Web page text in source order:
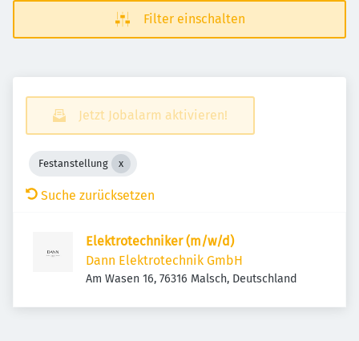
Filter einschalten
Jetzt Jobalarm aktivieren!
Festanstellung
Suche zurücksetzen
Elektrotechniker (m/w/d)
Dann Elektrotechnik GmbH
Am Wasen 16, 76316 Malsch, Deutschland